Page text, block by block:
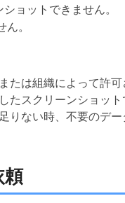
ョットできません。
。
たは組織によって許
たスクリーンショッ
りない時、不要のデ
頼